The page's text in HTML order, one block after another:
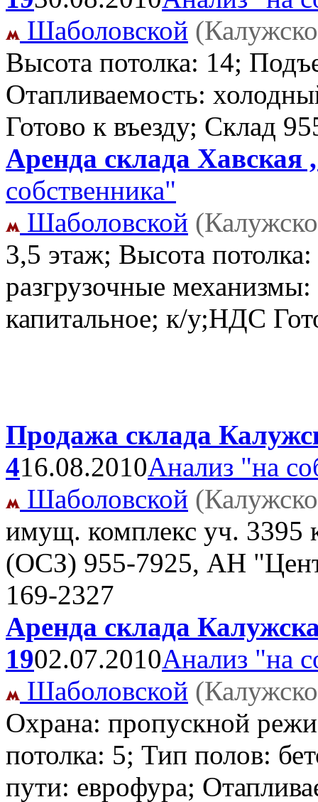
Шаболовской
Высота потолка: 14;
Отапливаемость:
Готово к въезду; Склад
Аренда склада Хавская
собственника"
Шаболовской
3,5 этаж; Высота
разгрузочные
капитальное; к/у;НДС
Продажа склада
416.08.2010Анализ "на
Шаболовской
имущ. комплекс уч. 3395
(OCЗ) 955-7925, АН
169-2327
Аренда склада
1902.07.2010Анализ "на
Шаболовской
Охрана: пропускной
потолка: 5; Тип полов:
пути: еврофура;